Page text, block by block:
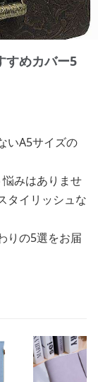
すめカバー5
いA5サイズの
みはありませ
タイリッシュな
りの5選をお届